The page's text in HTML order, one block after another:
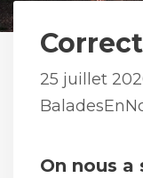
25 juillet
On nous a